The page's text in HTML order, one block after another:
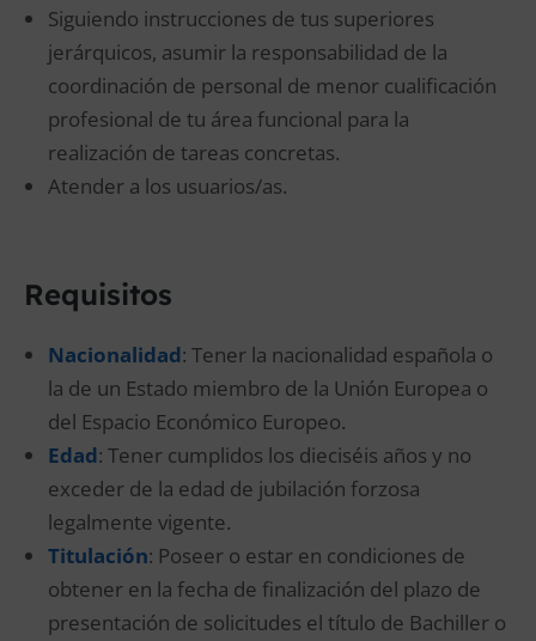
Siguiendo instrucciones de tus superiores
jerárquicos, asumir la responsabilidad de la
coordinación de personal de menor cualificación
profesional de tu área funcional para la
realización de tareas concretas.
Atender a los usuarios/as.
Requisitos
Nacionalidad: Tener la nacionalidad española o
la de un Estado miembro de la Unión Europea o
del Espacio Económico Europeo.
Edad: Tener cumplidos los dieciséis años y no
exceder de la edad de jubilación forzosa
legalmente vigente.
Titulación: Poseer o estar en condiciones de
obtener en la fecha de finalización del plazo de
presentación de solicitudes el título de Bachiller o